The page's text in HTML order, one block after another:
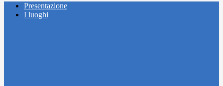
Presentazione
I luoghi